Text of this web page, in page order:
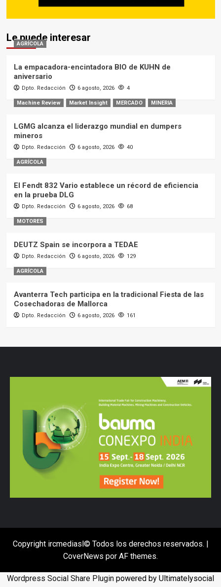
Le puede interesar
AGRÍCOLA
La empacadora-encintadora BIO de KUHN de
aniversario
Dpto. Redacción 6 agosto, 2026 4
Machine Review Market Insight MERCADO MINERIA
LGMG alcanza el liderazgo mundial en dumpers
mineros
Dpto. Redacción 6 agosto, 2026 40
AGRÍCOLA
El Fendt 832 Vario establece un récord de eficiencia
en la prueba DLG
Dpto. Redacción 6 agosto, 2026 68
MOTORES
DEUTZ Spain se incorpora a TEDAE
Dpto. Redacción 6 agosto, 2026 129
AGRÍCOLA
Avanterra Tech participa en la tradicional Fiesta de las
Cosechadoras de Mallorca
Dpto. Redacción 6 agosto, 2026 161
Copyright ircmediasl© Todos los derechos reservados. |
CoverNews por AF themes.
Wordpress Social Share Plugin powered by Ultimatelysocial